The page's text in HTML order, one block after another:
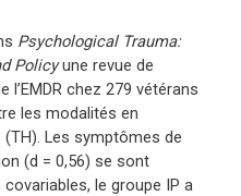
Psychological Trauma:
Policyune revue de
l’EMDR chez 279 vétérans
les modalités en
Les symptômes de
(d = 0,56) se sont
le groupe IP a